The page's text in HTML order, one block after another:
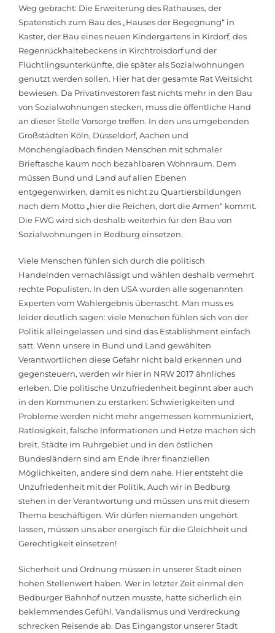
Weg gebracht: Die Erweiterung des Rathauses, der
Spatenstich zum Bau des „Hauses der Begegnung“ in
Kaster, der Bau eines neuen Kindergartens in Kirdorf, des
Regenrückhaltebeckens in Kirchtroisdorf und der
Flüchtlingsunterkünfte, die später als Sozialwohnungen
genutzt werden sollen. Hier hat der gesamte Rat Weitsicht
bewiesen. Da Privatinvestoren fast nichts mehr in den Bau
von Sozialwohnungen stecken, muss die öffentliche Hand
an dieser Stelle Vorsorge treffen. In den uns umgebenden
Großstädten Köln, Düsseldorf, Aachen und
Mönchengladbach finden Menschen mit schmaler
Brieftasche kaum noch bezahlbaren Wohnraum. Dem
müssen Bund und Land auf allen Ebenen
entgegenwirken, damit es nicht zu Quartiersbildungen
nach dem Motto „hier die Reichen, dort die Armen“ kommt.
Die FWG wird sich deshalb weiterhin für den Bau von
Sozialwohnungen in Bedburg einsetzen.
Viele Menschen fühlen sich durch die politisch
Handelnden vernachlässigt und wählen deshalb vermehrt
rechte Populisten. In den USA wurden alle sogenannten
Experten vom Wahlergebnis überrascht. Man muss es
leider deutlich sagen: viele Menschen fühlen sich von der
Politik alleingelassen und sind das Establishment einfach
satt. Wenn unsere in Bund und Land gewählten
Verantwortlichen diese Gefahr nicht bald erkennen und
gegensteuern, werden wir hier in NRW 2017 ähnliches
erleben. Die politische Unzufriedenheit beginnt aber auch
in den Kommunen zu erstarken: Schwierigkeiten und
Probleme werden nicht mehr angemessen kommuniziert,
Ratlosigkeit, falsche Informationen und Hetze machen sich
breit. Städte im Ruhrgebiet und in den östlichen
Bundesländern sind am Ende ihrer finanziellen
Möglichkeiten, andere sind dem nahe. Hier entsteht die
Unzufriedenheit mit der Politik. Auch wir in Bedburg
stehen in der Verantwortung und müssen uns mit diesem
Thema beschäftigen. Wir dürfen niemanden ungehört
lassen, müssen uns aber energisch für die Gleichheit und
Gerechtigkeit einsetzen!
Sicherheit und Ordnung müssen in unserer Stadt einen
hohen Stellenwert haben. Wer in letzter Zeit einmal den
Bedburger Bahnhof nutzen musste, hatte sicherlich ein
beklemmendes Gefühl. Vandalismus und Verdreckung
schrecken Reisende ab. Das Eingangstor unserer Stadt